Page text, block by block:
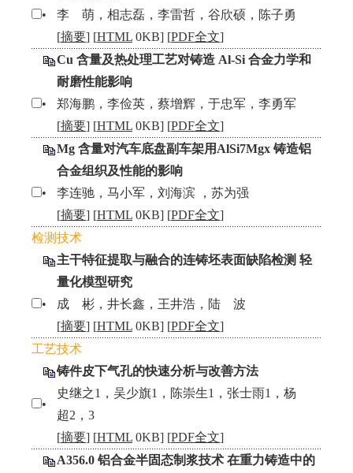
•
李 萌，相志磊，李雷哲，谷欣硕，陈子勇
[摘要] [HTML 0KB] [PDF全文]
Cu 含量及热处理工艺对铸造 Al-Si 合金力学和
耐磨性能影响
•
郑海鹏，李俭英，蔡增辉，于忠军，李勇军
[摘要] [HTML 0KB] [PDF全文]
Mg 含量对汽车底盘副车架用AlSi7Mgx 铸造铝
合金组织及性能的影响
•
李连驰，马小军，刘海滨 ，苏为强
[摘要] [HTML 0KB] [PDF全文]
检测技术
主干特征提取与融合的连铸坯表面缺陷检测 轻
量化模型研究
•
成 彬，井长鑫，王井浩，陆 波
[摘要] [HTML 0KB] [PDF全文]
工艺技术
铸件皮下气孔的快速分析与改善方法
•
史继之1，吴少旗1，陈崇生1，张士雨1，杨
超2，3
[摘要] [HTML 0KB] [PDF全文]
A356.0 铝合金半固态制浆技术 在重力铸造中的